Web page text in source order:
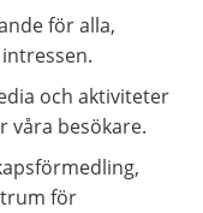
för alla,
och aktiviteter
våra besökare.
för